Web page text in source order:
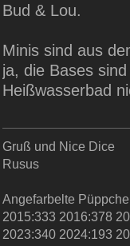
Bud & Lou.
Minis sind aus
ja, die Bases
Heißwasserbad
Gruß und Nice Dice
Rusus
Angefarbelte
2015:333 2016:378
2023:340 2024:193